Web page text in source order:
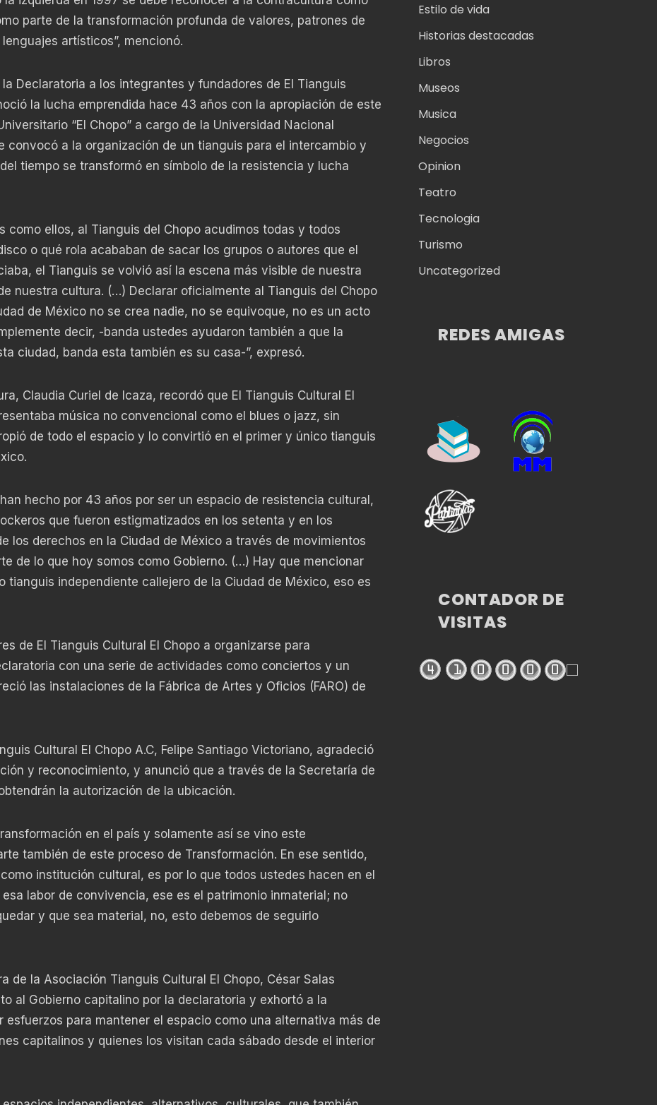
parte de la transformación profunda de valores, patrones de
artísticos”, mencionó.
Declaratoria a los integrantes y fundadores de El Tianguis
la lucha emprendida hace 43 años con la apropiación de este
“El Chopo” a cargo de la Universidad Nacional
convocó a la organización de un tianguis para el intercambio y
tiempo se transformó en símbolo de la resistencia y lucha
como ellos, al Tianguis del Chopo acudimos todas y todos
o qué rola acababan de sacar los grupos o autores que el
el Tianguis se volvió así la escena más visible de nuestra
nuestra cultura. (…) Declarar oficialmente al Tianguis del Chopo
de México no se crea nadie, no se equivoque, no es un acto
decir, -banda ustedes ayudaron también a que la
ciudad, banda esta también es su casa-”, expresó.
Claudia Curiel de Icaza, recordó que El Tianguis Cultural El
música no convencional como el blues o jazz, sin
de todo el espacio y lo convirtió en el primer y único tianguis
hecho por 43 años por ser un espacio de resistencia cultural,
que fueron estigmatizados en los setenta y en los
los derechos en la Ciudad de México a través de movimientos
de lo que hoy somos como Gobierno. (…) Hay que mencionar
tianguis independiente callejero de la Ciudad de México, eso es
de El Tianguis Cultural El Chopo a organizarse para
con una serie de actividades como conciertos y un
las instalaciones de la Fábrica de Artes y Oficios (FARO) de
Cultural El Chopo A.C, Felipe Santiago Victoriano, agradeció
y reconocimiento, y anunció que a través de la Secretaría de
la autorización de la ubicación.
en el país y solamente así se vino este
también de este proceso de Transformación. En ese sentido,
institución cultural, es por lo que todos ustedes hacen en el
labor de convivencia, ese es el patrimonio inmaterial; no
y que sea material, no, esto debemos de seguirlo
de la Asociación Tianguis Cultural El Chopo, César Salas
al Gobierno capitalino por la declaratoria y exhortó a la
esfuerzos para mantener el espacio como una alternativa más de
capitalinos y quienes los visitan cada sábado desde el interior
Estilo de vida
Historias destacadas
Libros
Museos
Musica
Negocios
Opinion
Teatro
Tecnologia
Turismo
Uncategorized
REDES AMIGAS
CONTADOR DE
VISITAS